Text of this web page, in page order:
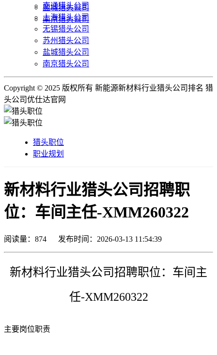
盐城猎头公司
南京猎头公司
南通猎头公司
上海猎头公司
无锡猎头公司
苏州猎头公司
盐城猎头公司
南京猎头公司
Copyright © 2025 版权所有 新能源新材料行业猎头公司排名 猎
头公司优仕达官网
猎头职位
职业规划
新材料行业猎头公司招聘职
位：车间主任-XMM260322
阅读量： 874 发布时间：2026-03-13 11:54:39
新材料行业猎头公司招聘职位：车间主
任-XMM260322
主要岗位职责